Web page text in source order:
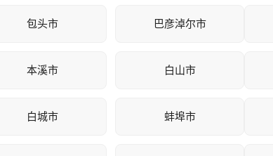
包头市 巴彦淖尔市
本溪市 白山市
白城市 蚌埠市